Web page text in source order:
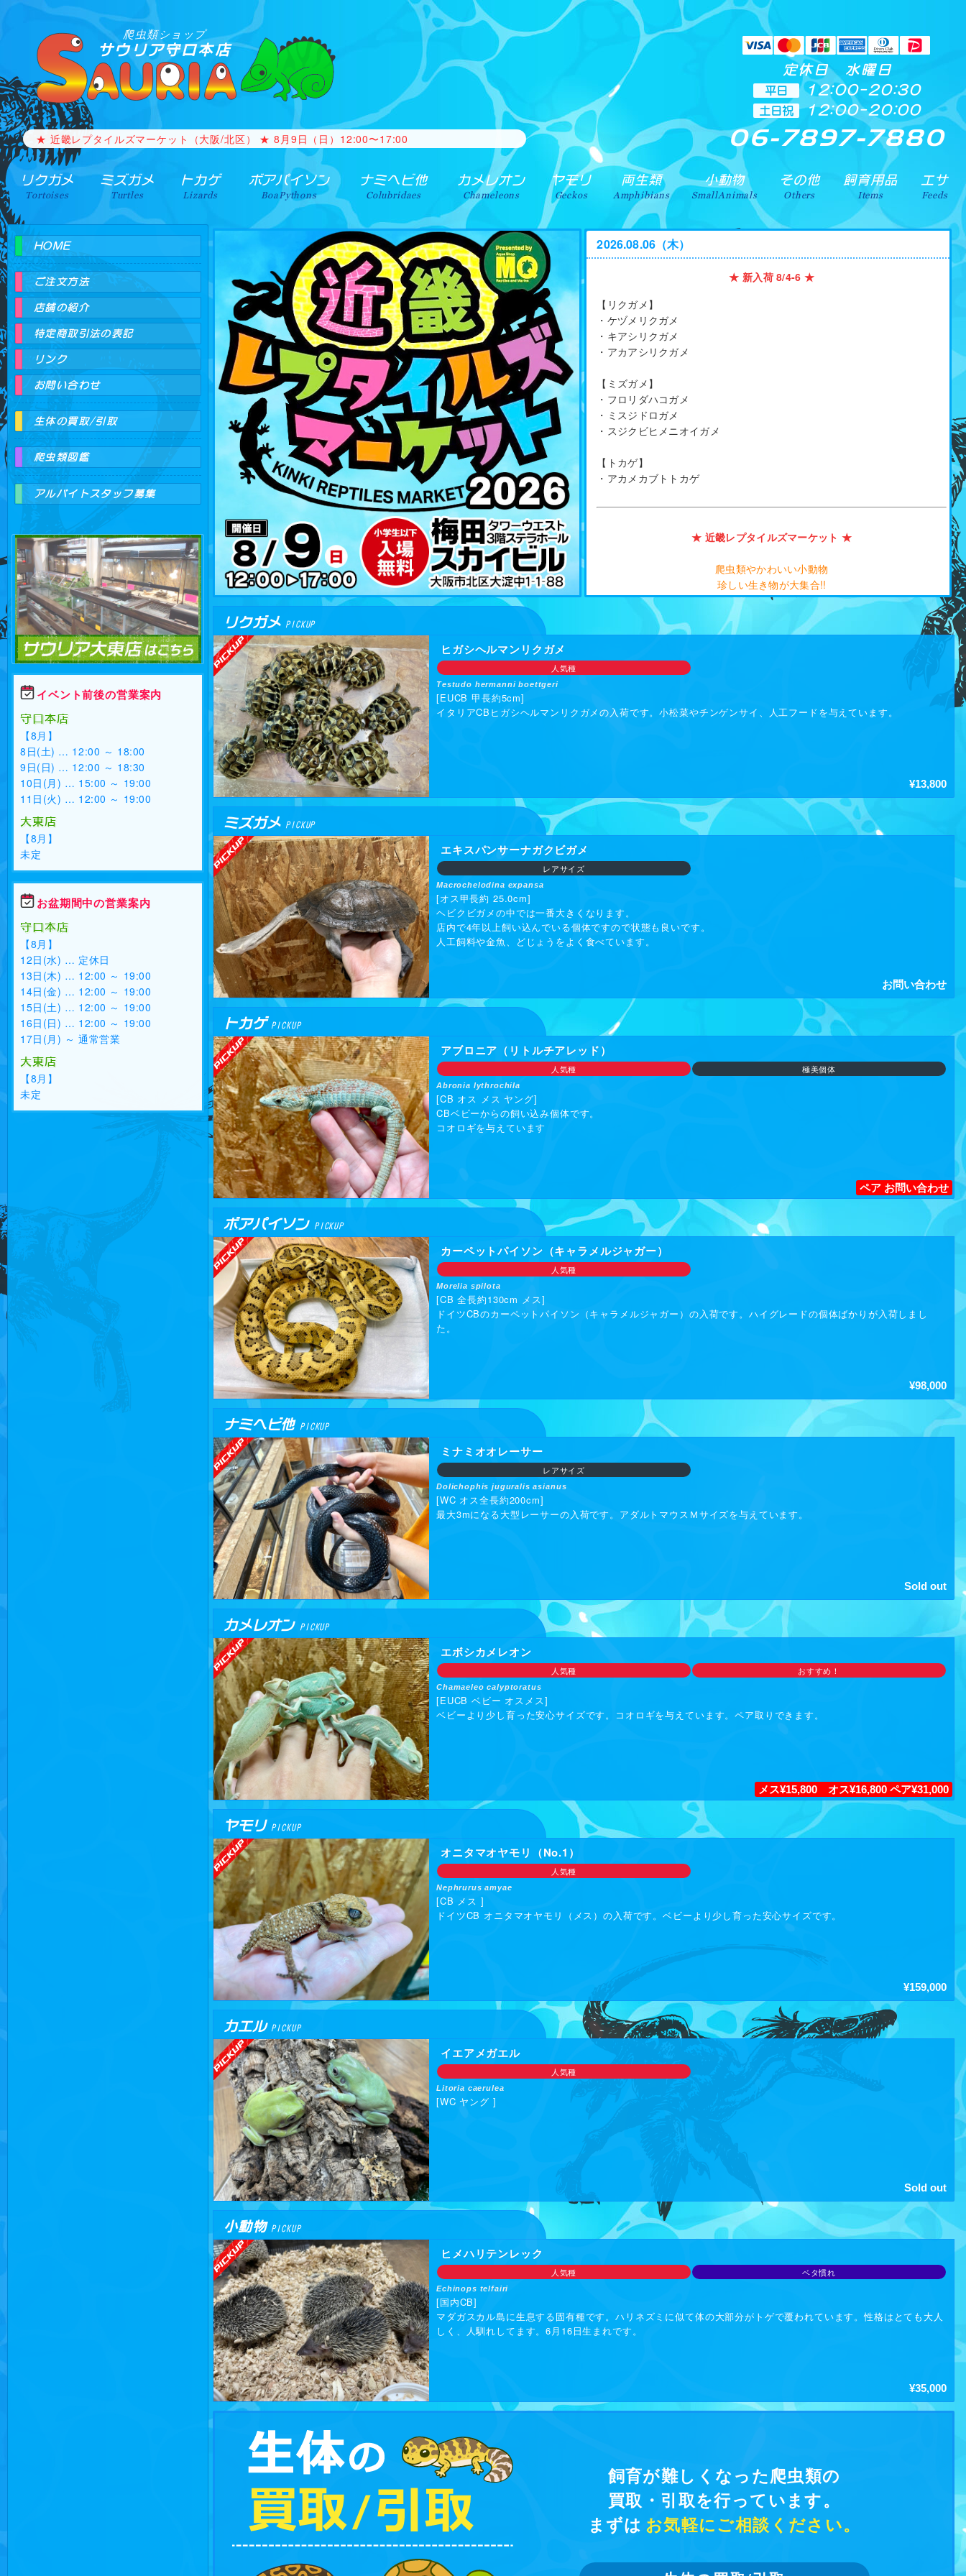
爬虫類ショップ
サウリア守口本店
定休日 水曜日
平日 12:00-20:30
土日祝 12:00-20:00
06-7897-7880
リクガメ
Tortoises
ミズガメ
Turtles
トカゲ
Lizards
ボアパイソン
BoaPythons
ナミヘビ他
Colubridaes
カメレオン
Chameleons
ヤモリ
Geckos
両生類
Amphibians
小動物
SmallAnimals
その他
Others
飼育用品
Items
エサ
Feeds
★ 近畿レプタイルズマーケット（大阪/北区） ★ 8月9日（日）12:00〜17:00
【生体の買取・引取】 事情で飼う事が出来なくなった生体がございましたらご相談ください。 常時、買取・引取を行っております。地域によりますが、出張買取引取も致しております。
2026.08.06（木）
★ 新入荷 8/4-6 ★
【リクガメ】
・ケヅメリクガメ
・キアシリクガメ
・アカアシリクガメ
【ミズガメ】
・フロリダハコガメ
・ミスジドロガメ
・スジクビヒメニオイガメ
【トカゲ】
・アカメカブトトカゲ
★ 近畿レプタイルズマーケット ★
爬虫類やかわいい小動物
珍しい生き物が大集合!!
[日時]
8月9日（日） 12:00～17:00
[会場]
〒542-0086大阪市北区大淀中1-1-88
→「梅田スカイビルHP」
[最寄駅]
(先行入場) 12:00～ … 1,500円
(一般入場) 13:00～ … 1,000円
※小学生以下無料
※ペットの持ち込みは禁止です。
→近畿レプタイルズマーケット [X-エックス]
★ 近畿レプタイルズマーケット ★
爬虫類やかわいい小動物
珍しい生き物が大集合!!
[日時]
8月9日（日） 12:00～17:00
OsakaMetro御堂筋線「梅田駅」5番出口より 徒歩9分
[入場料]
チケットは当日受付にて販売!
(先行入場) 12:00～ … 1,500円
(一般入場) 13:00～ … 1,000円
※ペットの持ち込みは禁止です。
2026.08.03（月）
事情で飼う事が出来なくなった生体がございましたらご相談ください
・大型の生体でもご相談ください
お気軽にご相談くださいませ
リクガメPICKUP
ヒガシヘルマンリクガメ
人気種
Testudo hermanni boettgeri
[EUCB 甲長約5cm]
イタリアCBヒガシヘルマンリクガメの入荷です。小松菜やチンゲンサイ、人工フードを与えています。
¥13,800
ミズガメPICKUP
エキスパンサーナガクビガメ
レアサイズ
Macrochelodina expansa
[オス甲長約 25.0cm]
ヘビクビガメの中では一番大きくなります。
店内で4年以上飼い込んでいる個体ですので状態も良いです。
人工飼料や金魚、どじょうをよく食べています。
お問い合わせ
トカゲ PICKUP
アブロニア（リトルチアレッド）
人気種 極美個体
Abronia lythrochila
[CB オス メス ヤング]
CBベビーからの飼い込み個体です。
コオロギを与えています
ペア お問い合わせ
ボアパイソンPICKUP
カーペットパイソン（キャラメルジャガー）
人気種
Morelia spilota
[CB 全長約130cm メス]
ドイツCBのカーペットパイソン（キャラメルジャガー）の入荷です。ハイグレードの個体ばかりが入荷しまし
た。
¥98,000
ナミヘビ他PICKUP
ミナミオオレーサー
レアサイズ
Dolichophis juguralis asianus
[WC オス全長約200cm]
最大3mになる大型レーサーの入荷です。アダルトマウスＭサイズを与えています。
Sold out
カメレオンPICKUP
エボシカメレオン
人気種 おすすめ！
Chamaeleo calyptoratus
[EUCB ベビー オスメス]
ベビーより少し育った安心サイズです。コオロギを与えています。ペア取りできます。
メス¥15,800 オス¥16,800 ペア¥31,000
ヤモリPICKUP
オニタマオヤモリ（No.1）
人気種
Nephrurus amyae
[CB メス ]
ドイツCB オニタマオヤモリ（メス）の入荷です。ベビーより少し育った安心サイズです。
¥159,000
カエルPICKUP
イエアメガエル
人気種
Litoria caerulea
[WC ヤング ]
Sold out
小動物PICKUP
ヒメハリテンレック
人気種 ベタ慣れ
Echinops telfairi
[国内CB]
マダガスカル島に生息する固有種です。ハリネズミに似て体の大部分がトゲで覆われています。性格はとても大人
しく、人馴れしてます。6月16日生まれです。
¥35,000
飼育が難しくなった爬虫類の
買取・引取を行っています。
まずは お気軽にご相談ください。
HOME
ご注文方法
店舗の紹介
特定商取引法の表記
リンク
お問い合わせ
生体の買取/引取
爬虫類図鑑
アルバイトスタッフ募集
爬虫類ショップ サウリア大東店
イベント前後の営業案内
守口本店
【8月】
8日(土) … 12:00 ～ 18:00
9日(日) … 12:00 ～ 18:30
10日(月) … 15:00 ～ 19:00
11日(火) … 12:00 ～ 19:00
大東店
【8月】
未定
お盆期間中の営業案内
守口本店
【8月】
12日(水) … 定休日
13日(木) … 12:00 ～ 19:00
14日(金) … 12:00 ～ 19:00
15日(土) … 12:00 ～ 19:00
16日(日) … 12:00 ～ 19:00
17日(月) ～ 通常営業
大東店
【8月】
未定